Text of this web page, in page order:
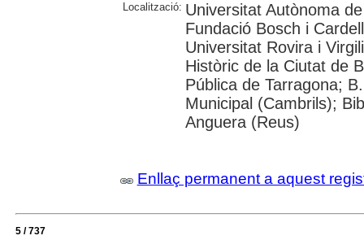
Localització: Universitat Autònoma
Fundació Bosch i
Universitat Rovira i
Històric de la Ciutat de
Pública de Tarragona;
Municipal (Cambrils);
Anguera (Reus)
Enllaç permanent a aquest
5 / 737